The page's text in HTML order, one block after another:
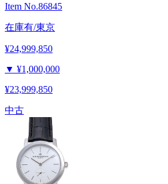
Item No.86845
在庫有/東京
¥24,999,850
▼ ¥1,000,000
¥23,999,850
中古